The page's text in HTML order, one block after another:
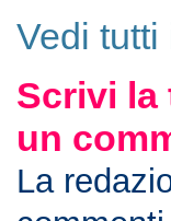
Vedi
Scrivi la
un
La